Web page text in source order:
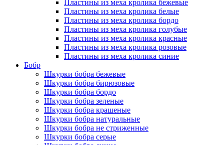
Пластины из меха кролика бежевые
Пластины из меха кролика белые
Пластины из меха кролика бордо
Пластины из меха кролика голубые
Пластины из меха кролика красные
Пластины из меха кролика розовые
Пластины из меха кролика синие
Бобр
Шкурки бобра бежевые
Шкурки бобра бирюзовые
Шкурки бобра бордо
Шкурки бобра зеленые
Шкурки бобра крашеные
Шкурки бобра натуральные
Шкурки бобра не стриженные
Шкурки бобра серые